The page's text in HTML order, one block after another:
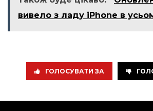
вивело з ладу iPhone в
ГОЛОСУВАТИ ЗА